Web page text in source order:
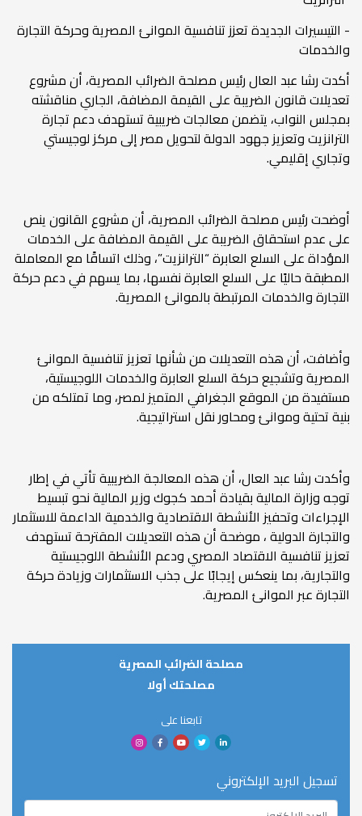
- التيسيرات الجديدة تعزز تنافسية الموانئ المصرية وحركة التجارة
والخدمات
أكدت رشا عبد العال رئيس مصلحة الضرائب المصرية، أن مشروع
تعديلات قانون الضريبة على القيمة المضافة، الجاري مناقشته
بمجلس النواب، يتضمن معالجات ضريبية تستهدف دعم تجارة
الترانزيت وتعزيز جهود الدولة لتحويل مصر إلى مركز لوجيستي
وتجاري إقليمي.
أوضحت رئيس مصلحة الضرائب المصرية، أن مشروع القانون ينص
على عدم استحقاق الضريبة على القيمة المضافة على الخدمات
المؤداة على السلع العابرة “الترانزيت”، وذلك اتساقًا مع المعاملة
المطبقة حاليًا على السلع العابرة نفسها، بما يسهم في دعم حركة
التجارة والخدمات المرتبطة بالموانئ المصرية.
وأضافت، أن هذه التعديلات من شأنها تعزيز تنافسية الموانئ
المصرية وتشجيع حركة السلع العابرة والخدمات اللوجيستية،
مستفيدة من الموقع الجغرافي المتميز لمصر، وما تمتلكه من
بنية تحتية وموانئ ومحاور نقل استراتيجية.
وأكدت رشا عبد العال، أن هذه المعالجة الضريبية تأتي في إطار
توجه وزارة المالية بقيادة أحمد كجوك وزير المالية نحو تبسيط
الإجراءات وتحفيز الأنشطة الاقتصادية والخدمية الداعمة للاستثمار
والتجارة الدولية ، موضحة أن هذه التعديلات المقترحة تستهدف
تعزيز تنافسية الاقتصاد المصري ودعم الأنشطة اللوجيستية
والتجارية، بما ينعكس إيجابًا على جذب الاستثمارات وزيادة حركة
التجارة عبر الموانئ المصرية.
مصلحة الضرائب المصرية
مصلحتك أولا
تابعنا على
تسجيل البريد الإلكتروني